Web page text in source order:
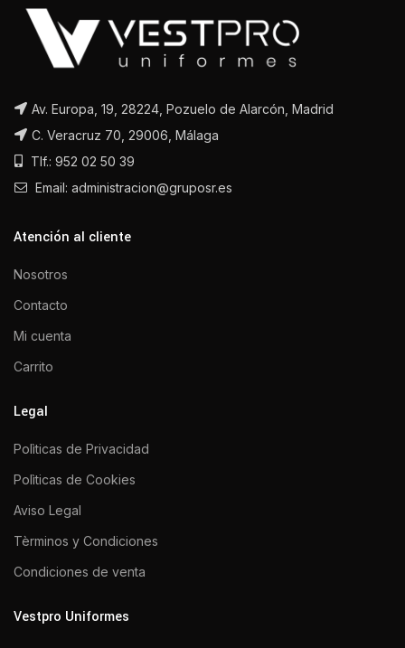
Av. Europa, 19, 28224, Pozuelo de Alarcón, Madrid
C. Veracruz 70, 29006, Málaga
Tlf.: 952 02 50 39
Email: administracion@gruposr.es
Atención al cliente
Nosotros
Contacto
Mi cuenta
Carrito
Legal
Polìticas de Privacidad
Polìticas de Cookies
Aviso Legal
Tèrminos y Condiciones
Condiciones de venta
Vestpro Uniformes